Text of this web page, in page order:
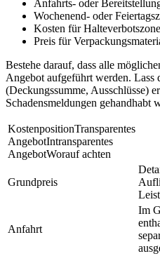
Anfahrts- oder
Wochenend‑ oder
Kosten für
Preis für
Bestehe darauf, dass alle
Angebot aufgeführt werden. Lass
(Deckungssumme, Ausschlüsse)
Schadensmeldungen gehandhabt
KostenpositionTransparentes
AngebotIntransparentes
AngebotWorauf achten
Grundpreis
Anfahrt
Im